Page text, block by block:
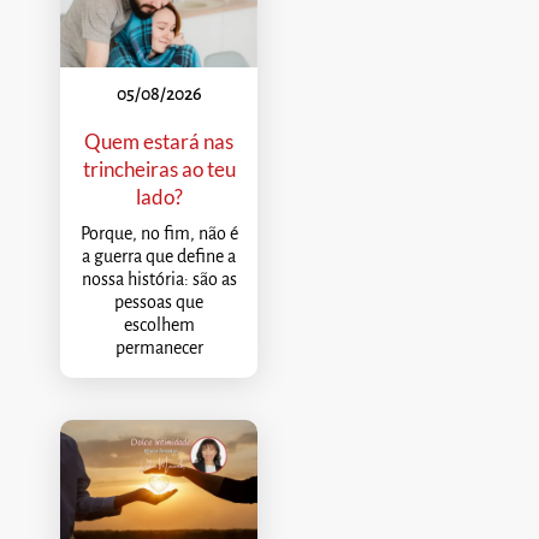
05/08/2026
Quem estará nas
trincheiras ao teu
lado?
Porque, no fim, não é
a guerra que define a
nossa história: são as
pessoas que
escolhem
permanecer